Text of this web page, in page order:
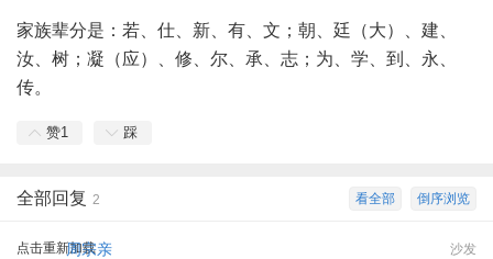
家族辈分是：若、仕、新、有、文；朝、廷（大）、建、
汝、树；凝（应）、修、尔、承、志；为、学、到、永、
传。
赞1 踩
倒序浏览
看全部
全部回复 2
点击重新加载 沙发
周宗亲